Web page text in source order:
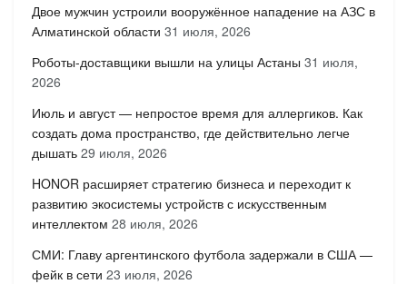
Двое мужчин устроили вооружённое нападение на АЗС в
Алматинской области 31 июля, 2026
Роботы-доставщики вышли на улицы Астаны 31 июля,
2026
Июль и август — непростое время для аллергиков. Как
создать дома пространство, где действительно легче
дышать 29 июля, 2026
HONOR расширяет стратегию бизнеса и переходит к
развитию экосистемы устройств с искусственным
интеллектом 28 июля, 2026
СМИ: Главу аргентинского футбола задержали в США —
фейк в сети 23 июля, 2026